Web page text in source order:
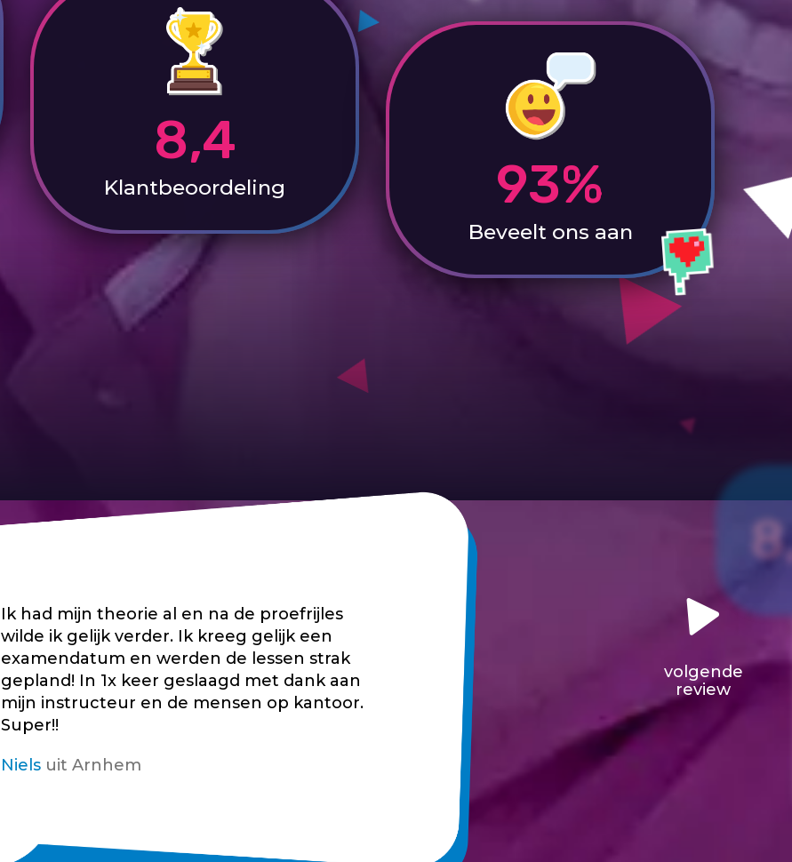
8,4
Klantbeoordeling 93%
Beveelt ons aan
Ik had mijn theorie al en na de proefrijles
wilde ik gelijk verder. Ik kreeg gelijk een
examendatum en werden de lessen strak
gepland! In 1x keer geslaagd met dank aan
mijn instructeur en de mensen op kantoor.
Super!!
Niels uit Arnhem
volgende
review